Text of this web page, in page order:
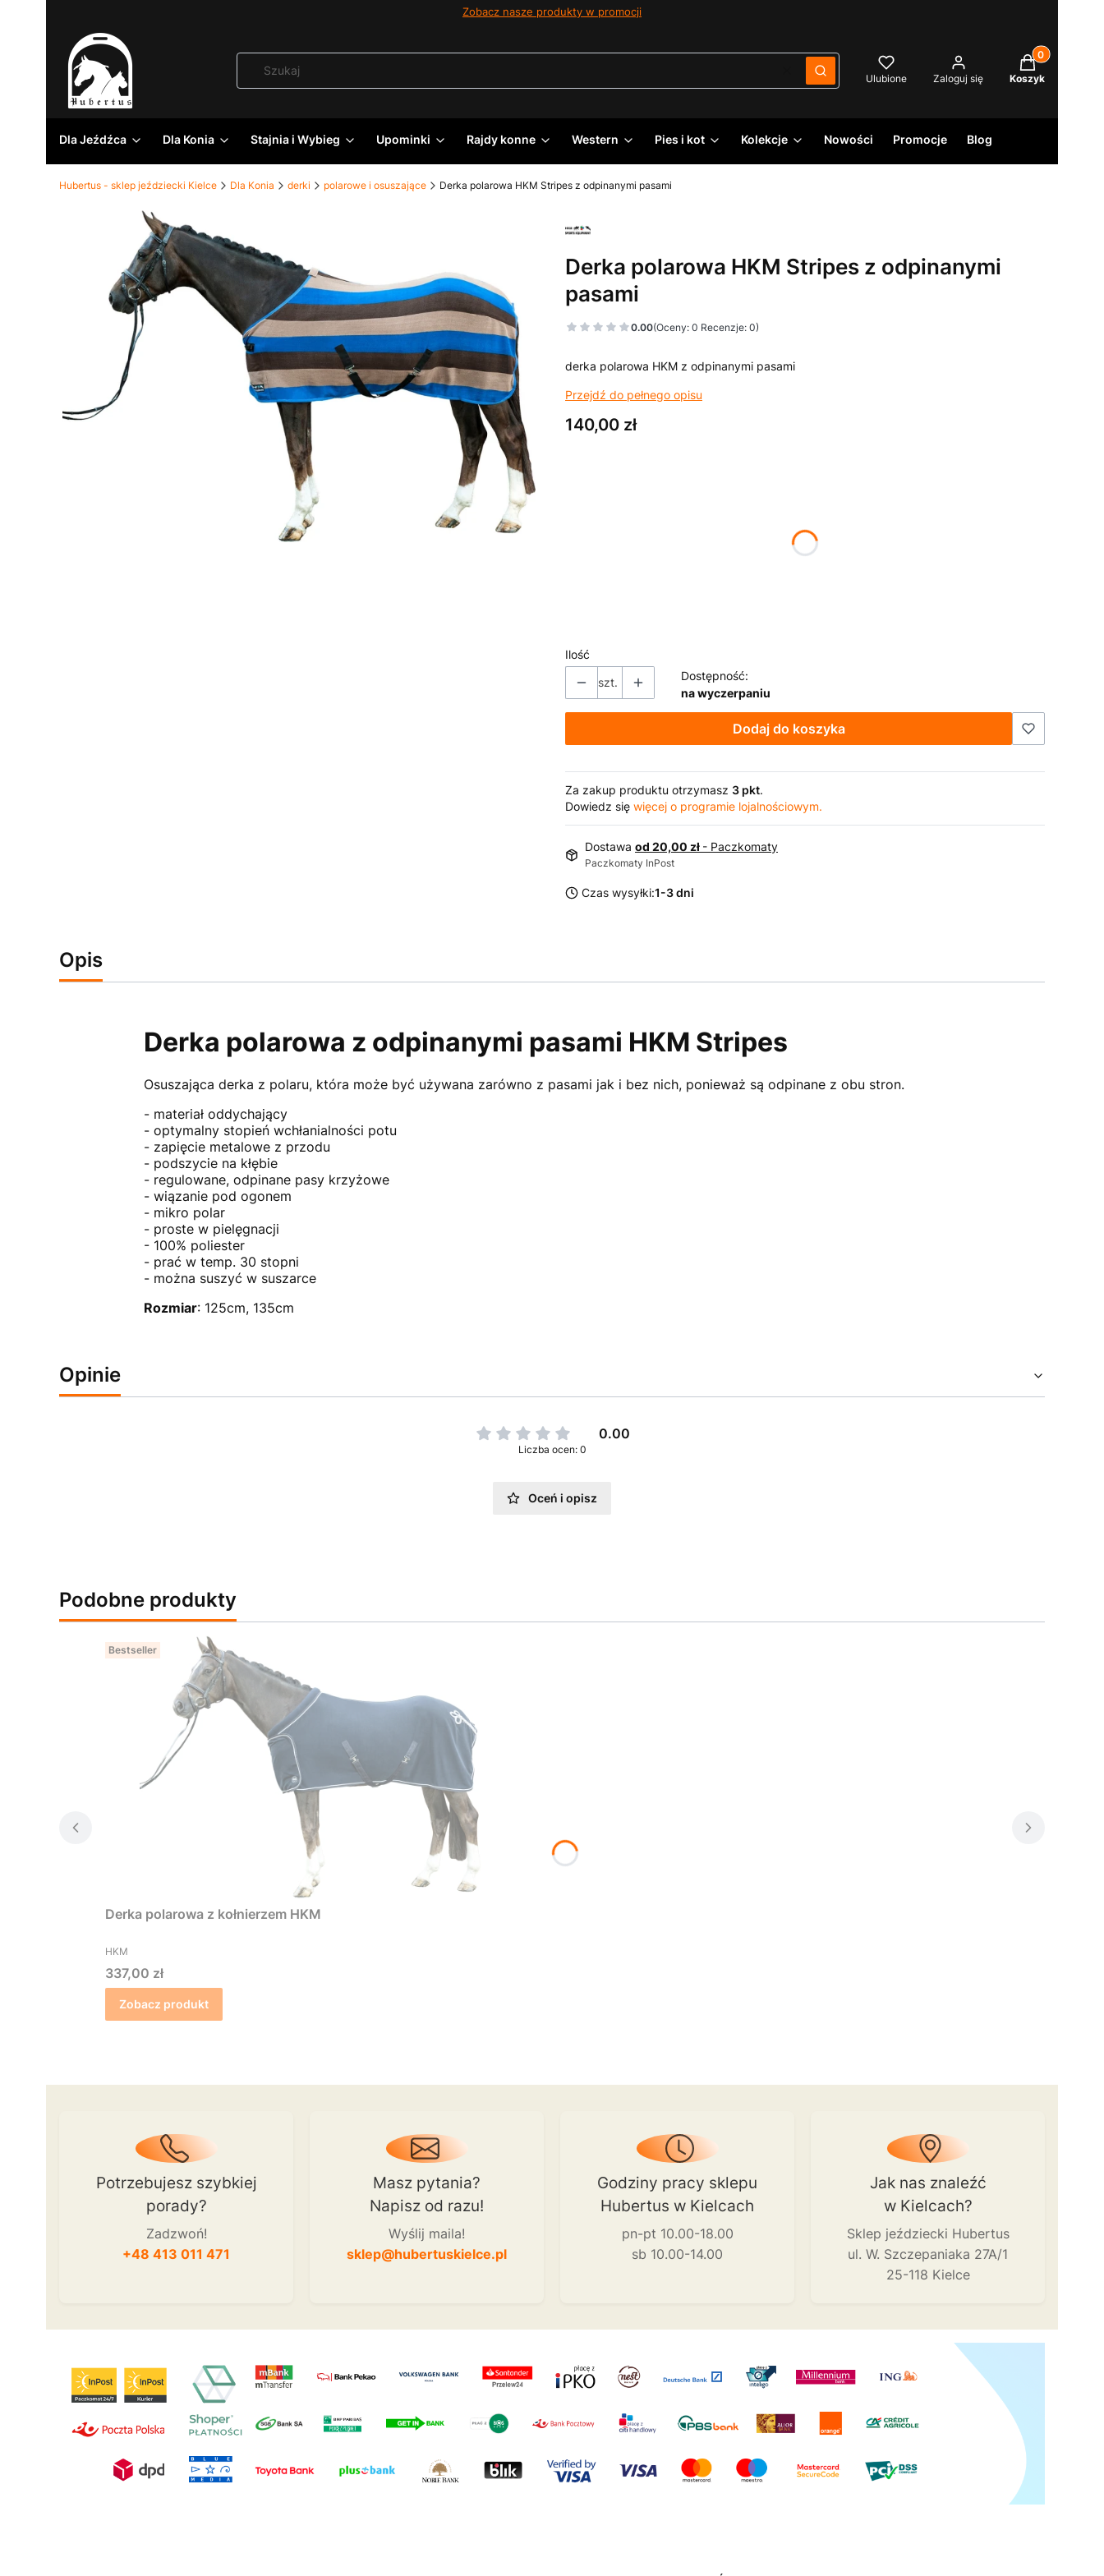
Zobacz nasze produkty w promocji
WyczyśćSzukaj Ulubione Zaloguj się
Produkty w
Koszyk
Dla Jeźdźca Dla Konia Stajnia i Wybieg Upominki Rajdy konne Western Pies i kot Kolekcje Nowości Promocje Blog
Hubertus - sklep jeździecki Kielce Dla Konia derki polarowe i osuszające Derka polarowa HKM Stripes z odpinanymi pasami
Derka polarowa HKM Stripes z odpinanymi
pasami
0.00(Oceny: 0 Recenzje: 0)
derka polarowa HKM z odpinanymi pasami
Przejdź do pełnego opisu
Cena
140,00 zł
Ilość
szt.
Dostępność:
na wyczerpaniu
Dodaj do koszyka
Za zakup produktu otrzymasz 3 pkt.
Dowiedz się więcej o programie lojalnościowym.
Dostawa od 20,00 zł - Paczkomaty
Paczkomaty InPost
Czas wysyłki:1-3 dni
Opis
Derka polarowa z odpinanymi pasami HKM Stripes
Osuszająca derka z polaru, która może być używana zarówno z pasami jak i bez nich, ponieważ są odpinane z obu stron.
- materiał oddychający
- optymalny stopień wchłanialności potu
- zapięcie metalowe z przodu
- podszycie na kłębie
- regulowane, odpinane pasy krzyżowe
- wiązanie pod ogonem
- mikro polar
- proste w pielęgnacji
- 100% poliester
- prać w temp. 30 stopni
- można suszyć w suszarce
Rozmiar: 125cm, 135cm
Opinie
0.00
Liczba ocen: 0
Oceń i opisz
Podobne produkty
Bestseller
Derka polarowa z kołnierzem HKM
PRODUCENT
HKM
Cena
337,00 zł
Zobacz produkt
Potrzebujesz szybkiej
porady?
Zadzwoń!
+48 413 011 471
Masz pytania?
Napisz od razu!
Wyślij maila!
sklep@hubertuskielce.pl
Godziny pracy sklepu
Hubertus w Kielcach
pn-pt 10.00-18.00
sb 10.00-14.00
Jak nas znaleźć
w Kielcach?
Sklep jeździecki Hubertus
ul. W. Szczepaniaka 27A/1
25-118 Kielce